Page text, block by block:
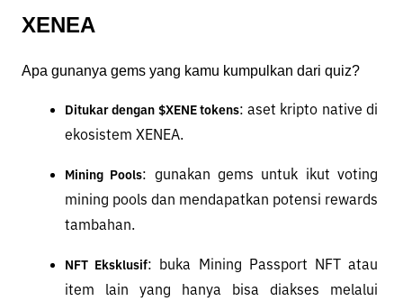
XENEA
Apa gunanya gems yang kamu kumpulkan dari quiz?
Ditukar dengan $XENE tokens: aset kripto native di
ekosistem XENEA.
Mining Pools: gunakan gems untuk ikut voting
mining pools dan mendapatkan potensi rewards
tambahan.
NFT Eksklusif: buka Mining Passport NFT atau
item lain yang hanya bisa diakses melalui